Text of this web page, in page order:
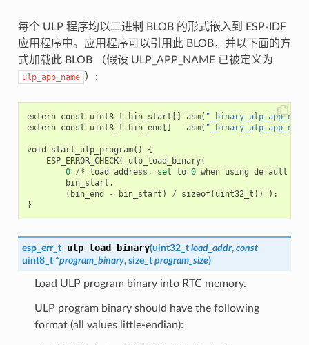
每个 ULP 程序均以二进制 BLOB 的形式嵌入到 ESP-IDF
应用程序中。应用程序可以引用此 BLOB，并以下面的方
式加载此 BLOB （假设 ULP_APP_NAME 已被定义为
ulp_app_name ）:
extern const uint8_t bin_start [] asm(
extern const uint8_t bin_end [] asm(
void start_ulp_program()
{
ESP_ERROR_CHECK( ulp_load_binary(
0 /* load address , set to 0 when using default
bin_start ,
( bin_end - bin_start ) / sizeof( uint32_t ))
);
}
esp_err_t ulp_load_binary(uint32_t load_addr, const
uint8_t *program_binary, size_t program_size)
Load ULP program binary into RTC memory.
ULP program binary should have the following
format (all values little-endian):